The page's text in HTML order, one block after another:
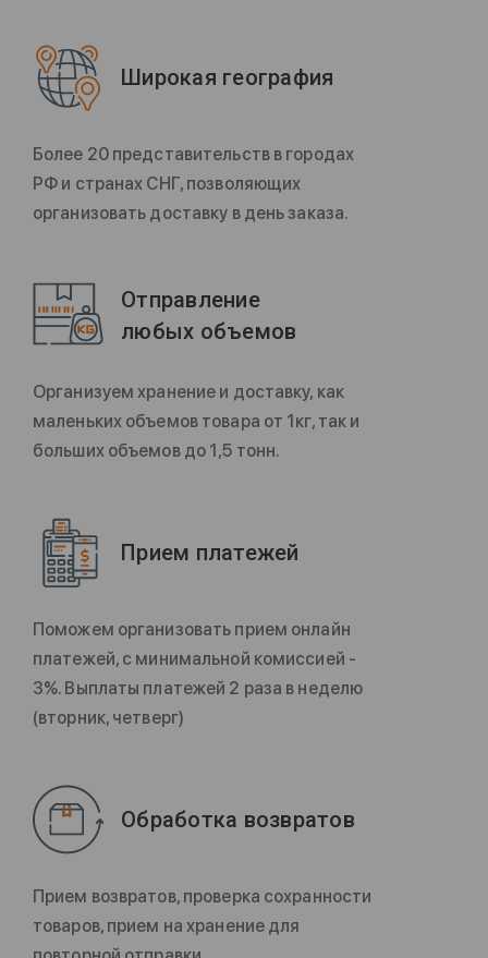
Широкая география
Более 20 представительств в городах
РФ и странах СНГ, позволяющих
организовать доставку в день заказа.
Отправление
любых объемов
Организуем хранение и доставку, как
маленьких объемов товара от 1кг, так и
больших объемов до 1,5 тонн.
Прием платежей
Поможем организовать прием онлайн
платежей, с минимальной комиссией -
3%. Выплаты платежей 2 раза в неделю
(вторник, четверг)
Обработка возвратов
Прием возвратов, проверка сохранности
товаров, прием на хранение для